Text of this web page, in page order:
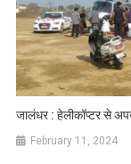
जालंधर : हेलीकॉप्टर से
February 11, 2024